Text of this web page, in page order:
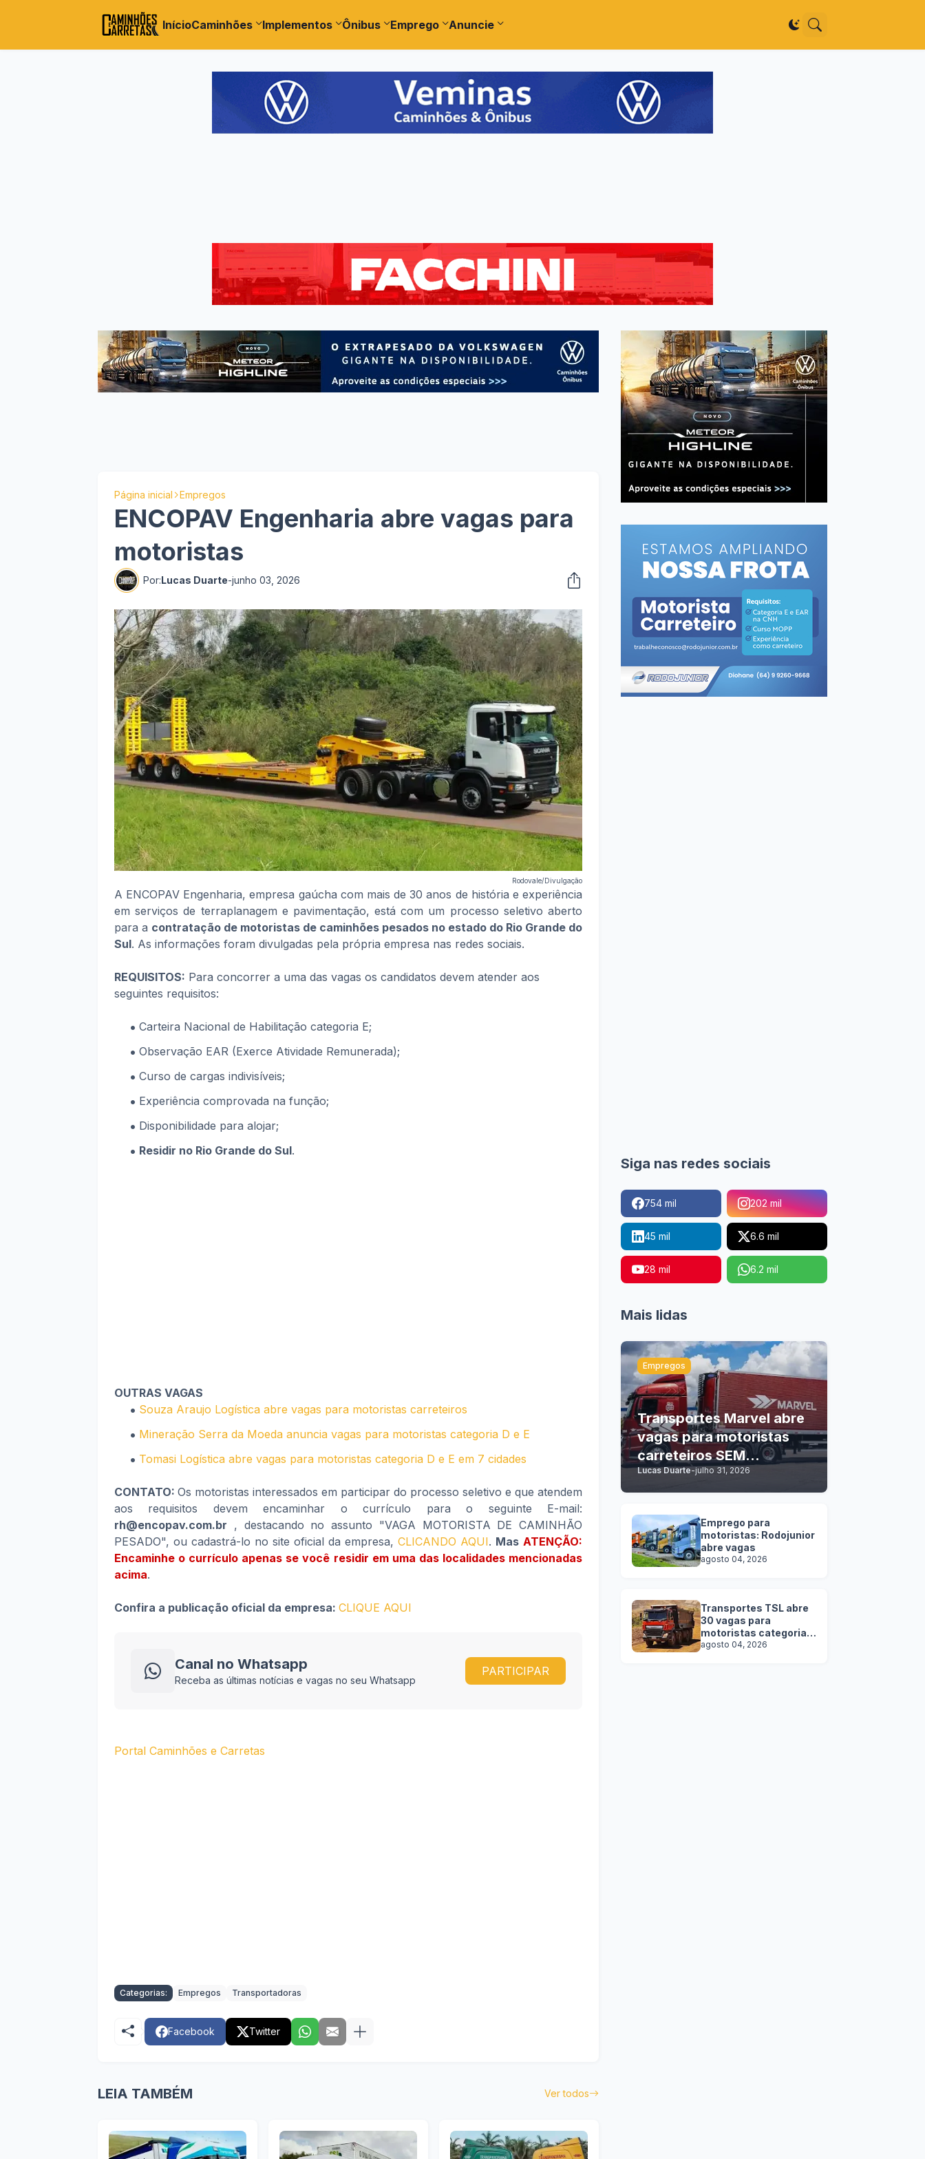
InícioCaminhões Implementos Ônibus Emprego Anuncie
Página inicial Empregos
ENCOPAV Engenharia abre vagas para
motoristas
Por:Lucas Duarte-junho 03, 2026
Rodovale/Divulgação
A ENCOPAV Engenharia, empresa gaúcha com mais de 30 anos de história e experiência
em serviços de terraplanagem e pavimentação, está com um processo seletivo aberto
para a contratação de motoristas de caminhões pesados no estado do Rio Grande do
Sul. As informações foram divulgadas pela própria empresa nas redes sociais.
REQUISITOS: Para concorrer a uma das vagas os candidatos devem atender aos
seguintes requisitos:
Carteira Nacional de Habilitação categoria E;
Observação EAR (Exerce Atividade Remunerada);
Curso de cargas indivisíveis;
Experiência comprovada na função;
Disponibilidade para alojar;
Residir no Rio Grande do Sul.
OUTRAS VAGAS
Souza Araujo Logística abre vagas para motoristas carreteiros
Mineração Serra da Moeda anuncia vagas para motoristas categoria D e E
Tomasi Logística abre vagas para motoristas categoria D e E em 7 cidades
CONTATO: Os motoristas interessados em participar do processo seletivo e que atendem
aos requisitos devem encaminhar o currículo para o seguinte E-mail:
rh@encopav.com.br , destacando no assunto "VAGA MOTORISTA DE CAMINHÃO
PESADO", ou cadastrá-lo no site oficial da empresa, CLICANDO AQUI. Mas ATENÇÃO:
Encaminhe o currículo apenas se você residir em uma das localidades mencionadas
acima.
Confira a publicação oficial da empresa: CLIQUE AQUI
Canal no Whatsapp
Receba as últimas notícias e vagas no seu Whatsapp
PARTICIPAR
Portal Caminhões e Carretas
Categorias: Empregos Transportadoras
Facebook Twitter
LEIA TAMBÉM Ver todos
Siga nas redes sociais
754 mil 202 mil
45 mil 6.6 mil
28 mil 6.2 mil
Mais lidas
Empregos
Transportes Marvel abre
vagas para motoristas
carreteiros SEM
EXPERIÊNCIA
Lucas Duarte-julho 31, 2026
Emprego para
motoristas: Rodojunior
abre vagas
agosto 04, 2026
Transportes TSL abre
30 vagas para
motoristas categoria D
e E
agosto 04, 2026